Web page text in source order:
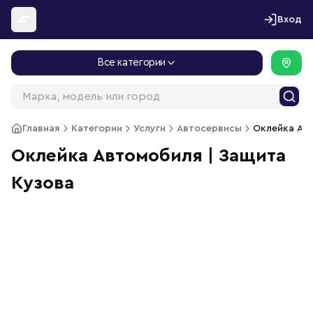
Перейти к содержимому
Вход
Все категории
Главная Категории Услуги Автосервисы Оклейка
Оклейка Автомобиля | Защита
Кузова